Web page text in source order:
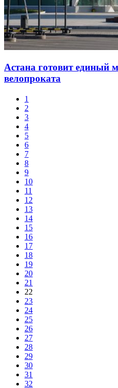
Астана готовит единый
велопроката
1
2
3
4
5
6
7
8
9
10
11
12
13
14
15
16
17
18
19
20
21
22
23
24
25
26
27
28
29
30
31
32